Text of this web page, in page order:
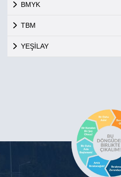
BMYK
TBM
YEŞİLAY